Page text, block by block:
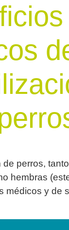
de perros,
hembras
médicos y de